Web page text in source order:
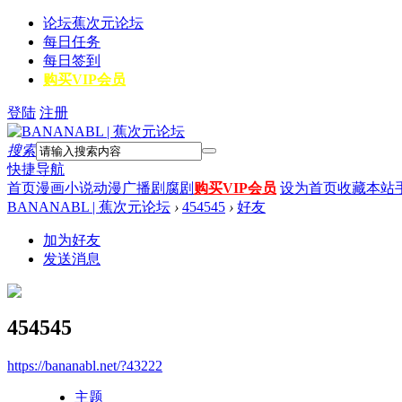
论坛蕉次元论坛
每日任务
每日签到
购买VIP会员
登陆 注册
搜索
快捷导航
首页漫画小说动漫广播剧 腐剧 购买VIP会员 设为首页收藏本站
BANANABL | 蕉次元论坛 › 454545 › 好友
加为好友
发送消息
454545
https://bananabl.net/?43222
主题